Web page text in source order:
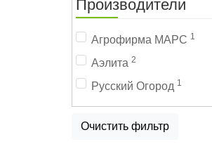
Производители
Агрофирма МАРС 1
Аэлита 2
Русский Огород 1
Очистить фильтр